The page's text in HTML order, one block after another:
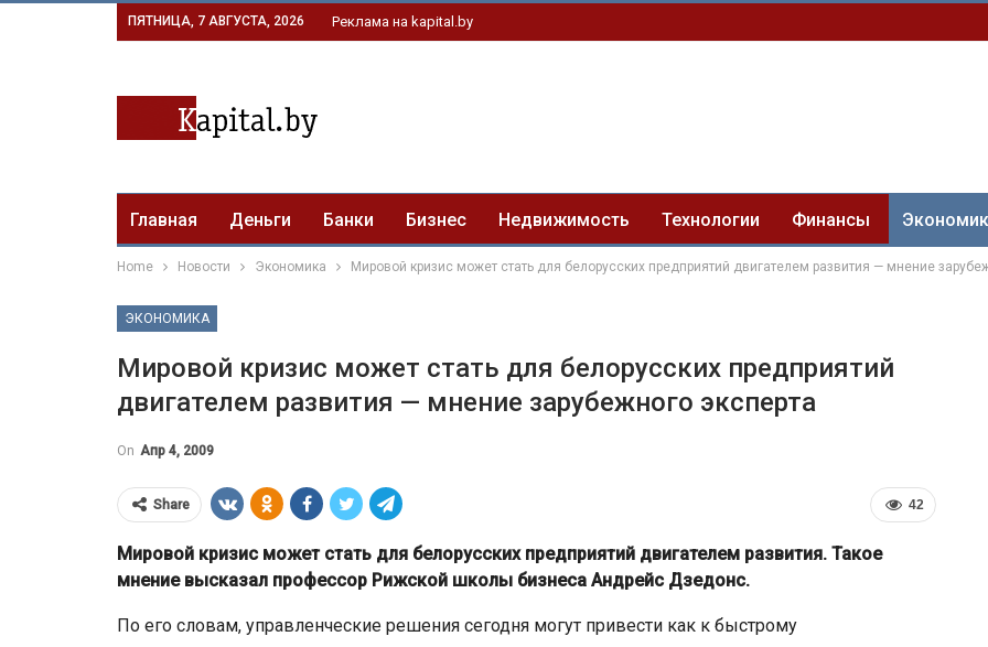
ПЯТНИЦА, 7 АВГУСТА, 2026 Реклама на kapital.by
Главная Деньги Банки Бизнес Недвижимость Технологии Финансы
Home Новости Экономика Мировой кризис может стать для белорусских предприятий двигателем развития — мнение
ЭКОНОМИКА
Мировой кризис может стать для белорусских предприятий
двигателем развития — мнение зарубежного эксперта
On Апр 4, 2009
42
Share
Мировой кризис может стать для белорусских предприятий двигателем развития. Такое
мнение высказал профессор Рижской школы бизнеса Андрейс Дзедонс.
По его словам, управленческие решения сегодня могут привести как к быстрому